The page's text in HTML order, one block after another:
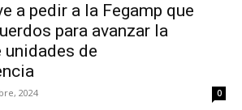
a pedir a la Fegamp que
para avanzar la
unidades de
2024 0